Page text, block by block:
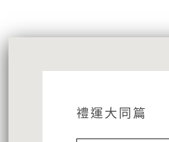
禮運大同篇